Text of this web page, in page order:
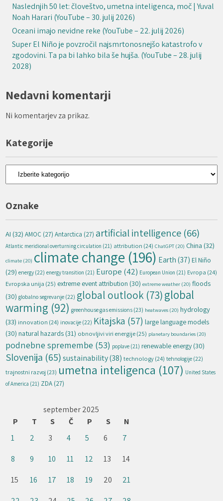
Naslednjih 50 let: človeštvo, umetna inteligenca, moč | Yuval
Noah Harari (YouTube – 30. julij 2026)
Oceani imajo nevidne reke (YouTube – 22. julij 2026)
Super El Niño je povzročil najsmrtonosnejšo katastrofo v
zgodovini. Ta pa bi lahko bila še hujša. (YouTube – 28. julij
2028)
Nedavni komentarji
Ni komentarjev za prikaz.
Kategorije
Kategorije
Oznake
AI (32) AMOC (27) Antarctica (27) artificial intelligence (66)
Atlantic meridional overturning circulation (21) attribution (24) ChatGPT (20) China (32)
climate (20) climate change (196) Earth (37) El Niño
(29) energy (22) energy transition (21) Europe (42) European Union (21) Evropa (24)
Evropska unija (25) extreme event attribution (30) extreme weather (20) floods
(30) globalno segrevanje (22) global outlook (73)global
warming (92) greenhouse gas emissions (23) heatwaves (20) hydrology
(33) innovation (24) inovacije (22) Kitajska (57) large language models
(30) natural hazards (31) obnovljivi viri energije(25) planetary boundaries (20)
podnebne spremembe (53) poplave (21) renewable energy (30)
Slovenija (65) sustainability(38) technology(24) tehnologije (22)
trajnostni razvoj (23) umetna inteligenca (107) United States
of America (21) ZDA (27)
september 2025
P
T S Č P S
N
1
2 3 4 5 6
7
8
9 10 11 12 13
14
15
16 17 18 19 20
21